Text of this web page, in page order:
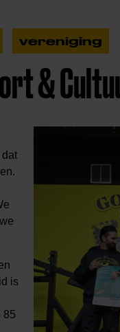
vereniging
&
dat
is
85